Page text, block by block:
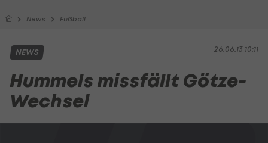
News Fußball
26.06.13 10:11
NEWS
Hummels missfällt Götze-
Wechsel